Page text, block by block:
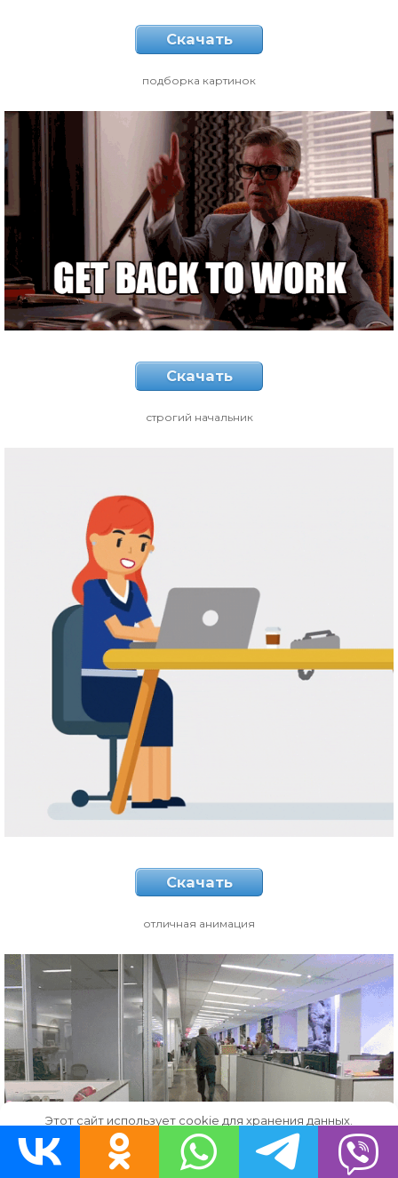
Скачать
подборка картинок
Скачать
строгий начальник
Скачать
отличная анимация
Этот сайт использует cookie для хранения данных.
Продолжая использовать сайт, Вы даете свое согласие на
работу с этими файлами.
OK